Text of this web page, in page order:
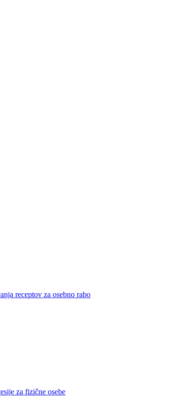
receptov za osebno rabo
za fizične osebe